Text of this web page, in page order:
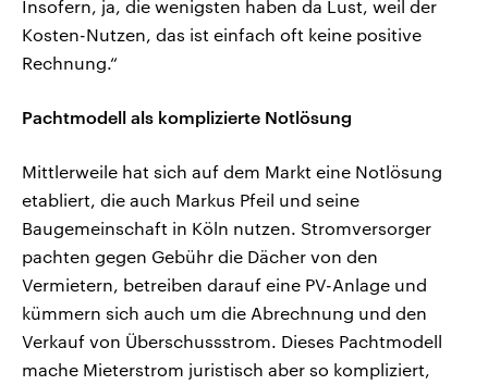
Insofern, ja, die wenigsten haben da Lust, weil der
Kosten-Nutzen, das ist einfach oft keine positive
Rechnung.“
Pachtmodell als komplizierte Notlösung
Mittlerweile hat sich auf dem Markt eine Notlösung
etabliert, die auch Markus Pfeil und seine
Baugemeinschaft in Köln nutzen. Stromversorger
pachten gegen Gebühr die Dächer von den
Vermietern, betreiben darauf eine PV-Anlage und
kümmern sich auch um die Abrechnung und den
Verkauf von Überschussstrom. Dieses Pachtmodell
mache Mieterstrom juristisch aber so kompliziert,